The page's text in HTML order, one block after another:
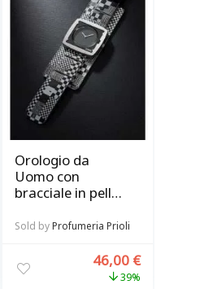
Orologio da
Uomo con
bracciale in pelle
S.T.A.M.P.S.
Sold by Profumeria Prioli
46,00 €
39%